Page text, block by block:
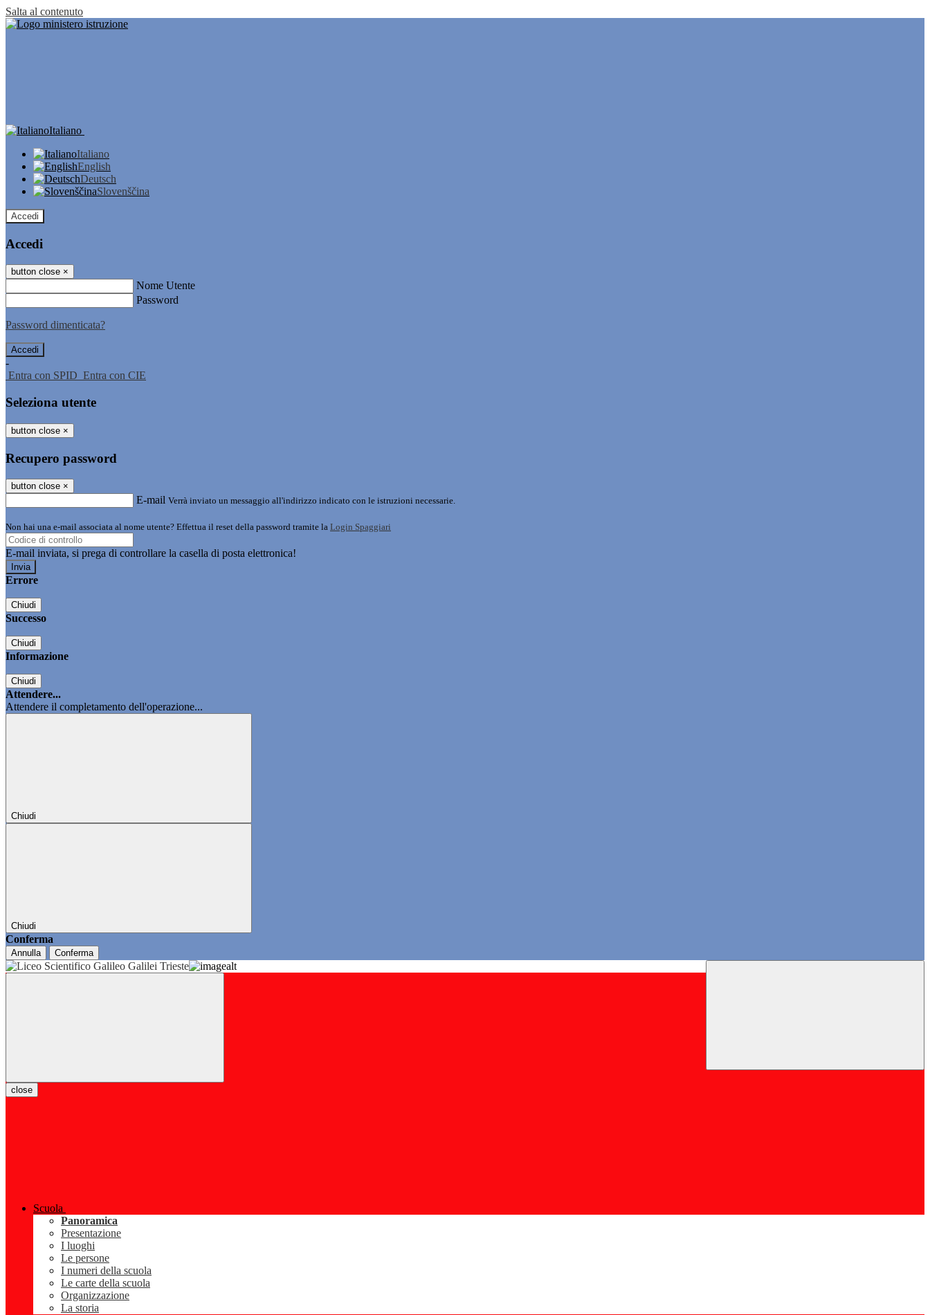
Salta al contenuto
Italiano
Italiano
English
Deutsch
Slovenščina
Accedi
Accedi
button close ×
Nome Utente
Password
Password dimenticata?
-
Entra con SPID Entra con CIE
Seleziona utente
button close ×
Recupero password
button close ×
E-mail Verrà inviato un messaggio all'indirizzo indicato con le istruzioni necessarie.
Non hai una e-mail associata al nome utente? Effettua il reset della password tramite la Login Spaggiari
E-mail inviata, si prega di controllare la casella di posta elettronica!
Errore
Chiudi
Successo
Chiudi
Informazione
Chiudi
Attendere...
Attendere il completamento dell'operazione...
Chiudi
Chiudi
Conferma
Annulla Conferma
close
Scuola
Panoramica
Presentazione
I luoghi
Le persone
I numeri della scuola
Le carte della scuola
Organizzazione
La storia